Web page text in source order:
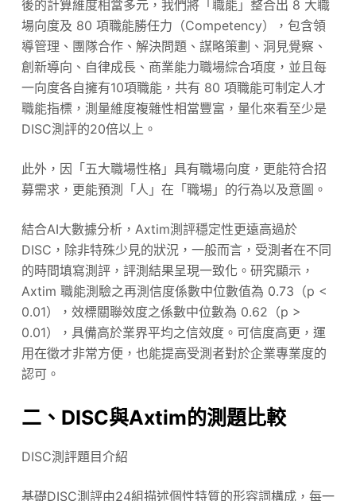
後的計算維度相當多元，我們將「職能」整合出 8 大職
場向度及 80 項職能勝任力（Competency），包含領
導管理、團隊合作、解決問題、謀略策劃、洞見覺察、
創新導向、自律成長、商業能力職場綜合項度，並且每
一向度各自擁有10項職能，共有 80 項職能可制定人才
職能指標，測量維度複雜性相當豐富，量化來看至少是
DISC測評的20倍以上。
此外，因「五大職場性格」具有職場向度，更能符合招
募需求，更能預測「人」在「職場」的行為以及意圖。
結合AI大數據分析，Axtim測評穩定性更遠高過於
DISC，除非特殊少見的狀況，一般而言，受測者在不同
的時間填寫測評，評測結果呈現一致化。研究顯示，
Axtim 職能測驗之再測信度係數中位數值為 0.73（p <
0.01），效標關聯效度之係數中位數為 0.62（p >
0.01），具備高於業界平均之信效度。可信度高更，運
用在徵才非常方便，也能提高受測者對於企業專業度的
認可。
二、DISC與Axtim的測題比較
DISC測評題目介紹
基礎DISC測評由24組描述個性特質的形容詞構成，每一